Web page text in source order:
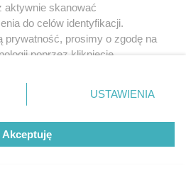
aktywnie skanować
do celów identyfikacji.
prywatność, prosimy o zgodę na
poprzez kliknięcie
przycisk ustawień prywatności
dolnym rogu strony
nie wymagają zgody
sprzeciwić się takiemu
będą miały zastosowanie tylko
USTAWIENIA
Akceptuję